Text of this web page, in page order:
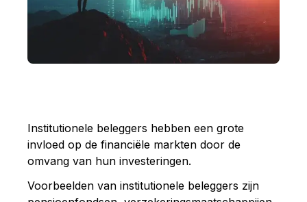
Institutionele beleggers hebben een grote
invloed op de financiële markten door de
omvang van hun investeringen.
Voorbeelden van institutionele beleggers zijn